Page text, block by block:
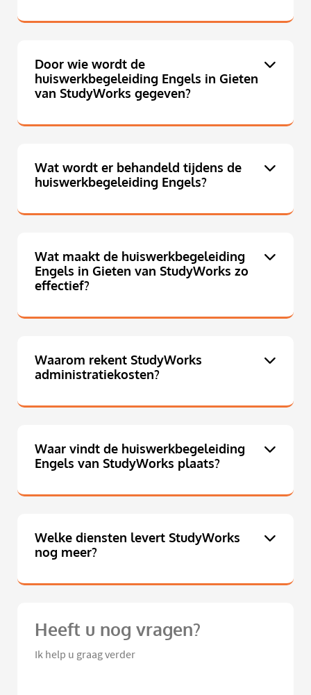
Door wie wordt de
huiswerkbegeleiding Engels in Gieten
van StudyWorks gegeven?
Wat wordt er behandeld tijdens de
huiswerkbegeleiding Engels?
Wat maakt de huiswerkbegeleiding
Engels in Gieten van StudyWorks zo
effectief?
Waarom rekent StudyWorks
administratiekosten?
Waar vindt de huiswerkbegeleiding
Engels van StudyWorks plaats?
Welke diensten levert StudyWorks
nog meer?
Heeft u nog vragen?
Ik help u graag verder